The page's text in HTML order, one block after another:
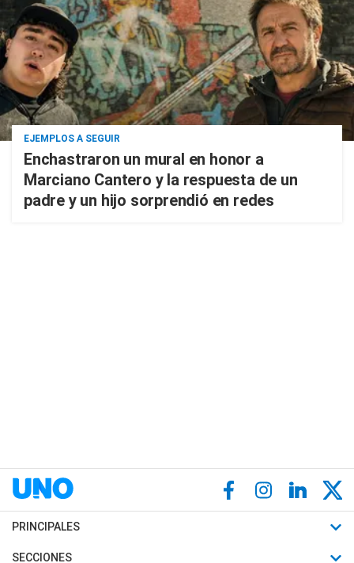
EJEMPLOS A SEGUIR
Enchastraron un mural en honor a
Marciano Cantero y la respuesta de un
padre y un hijo sorprendió en redes
PRINCIPALES
Últimas Noticias
SECCIONES